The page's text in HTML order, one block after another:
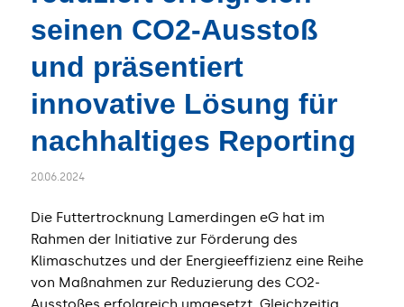
seinen CO2-Ausstoß
und präsentiert
innovative Lösung für
nachhaltiges Reporting
20.06.2024
​Die Futtertrocknung Lamerdingen eG hat im
Rahmen der Initiative zur Förderung des
Klimaschutzes und der Energieeffizienz eine Reihe
von Maßnahmen zur Reduzierung des CO2-